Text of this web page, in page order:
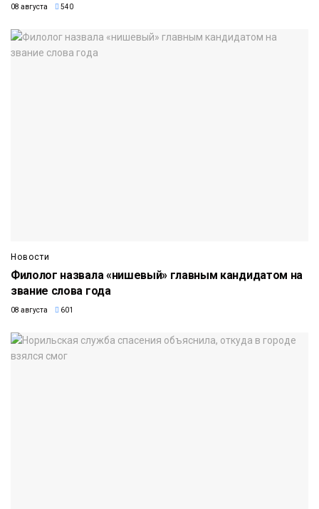
08 августа 540
Новости
Филолог назвала «нишевый» главным кандидатом на
звание слова года
08 августа 601